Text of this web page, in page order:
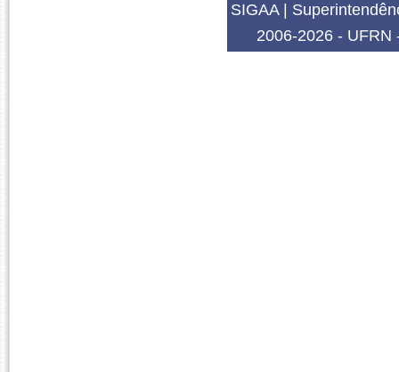
SIGAA |
2006-2026 -